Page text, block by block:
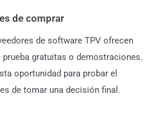
de comprar
de software TPV ofrecen
prueba gratuitas o demostraciones.
oportunidad para probar el
de tomar una decisión final.